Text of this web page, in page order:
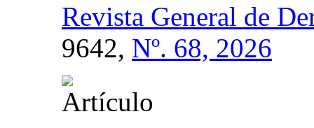
Revista General de
9642, Nº. 68, 2026